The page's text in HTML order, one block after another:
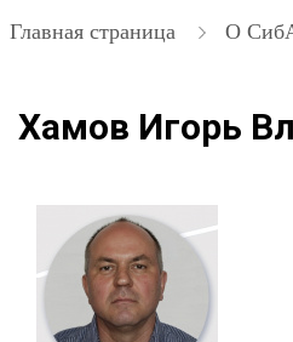
Главная страница О
Хамов Игорь